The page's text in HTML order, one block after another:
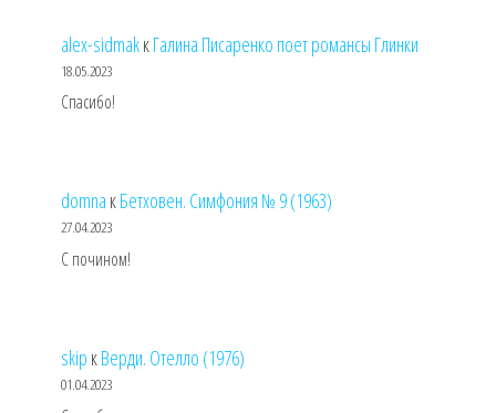
alex-sidmakкГалина Писаренко поет романсы Глинки
18.05.2023
Спасибо!
domna кБетховен. Симфония № 9 (1963)
27.04.2023
С почином!
skip кВерди. Отелло (1976)
01.04.2023